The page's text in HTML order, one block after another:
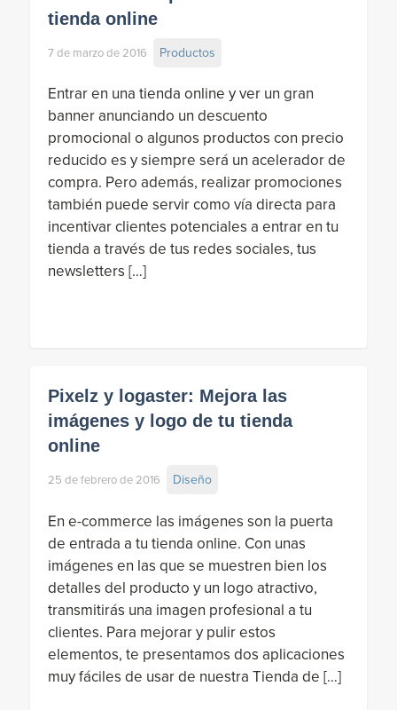
tienda online
7 de marzo de 2016 Productos
Entrar en una tienda online y ver un gran
banner anunciando un descuento
promocional o algunos productos con precio
reducido es y siempre será un acelerador de
compra. Pero además, realizar promociones
también puede servir como vía directa para
incentivar clientes potenciales a entrar en tu
tienda a través de tus redes sociales, tus
newsletters […]
Pixelz y logaster: Mejora las
imágenes y logo de tu tienda
online
25 de febrero de 2016 Diseño
En e-commerce las imágenes son la puerta
de entrada a tu tienda online. Con unas
imágenes en las que se muestren bien los
detalles del producto y un logo atractivo,
transmitirás una imagen profesional a tu
clientes. Para mejorar y pulir estos
elementos, te presentamos dos aplicaciones
muy fáciles de usar de nuestra Tienda de […]